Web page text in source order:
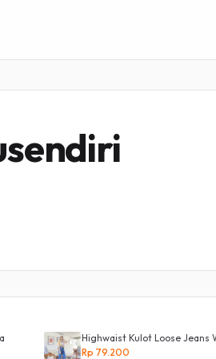
Highwaist Kulot Loose Jeans
Rp 79.200